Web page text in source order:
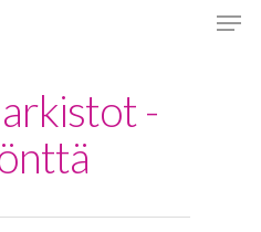
ESC to close
-